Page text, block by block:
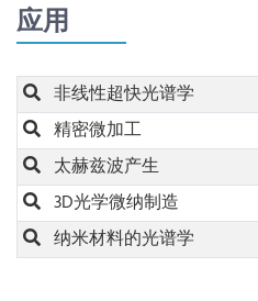
应用
非线性超快光谱学
精密微加工
太赫兹波产生
3D光学微纳制造
纳米材料的光谱学